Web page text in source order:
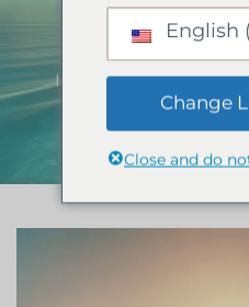
Paddle
INÍCIO / IBIZA /
English
Change
Close and do